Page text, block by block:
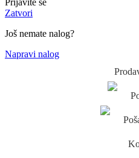
Prijavite se
Zatvori
Još nemate nalog?
Napravi nalog